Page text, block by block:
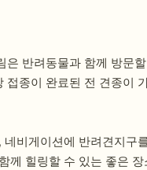
반려동물과 함께 방문
종이 완료된 전 견종이
비게이션에 반려견지
께 힐링할 수 있는 좋은 장